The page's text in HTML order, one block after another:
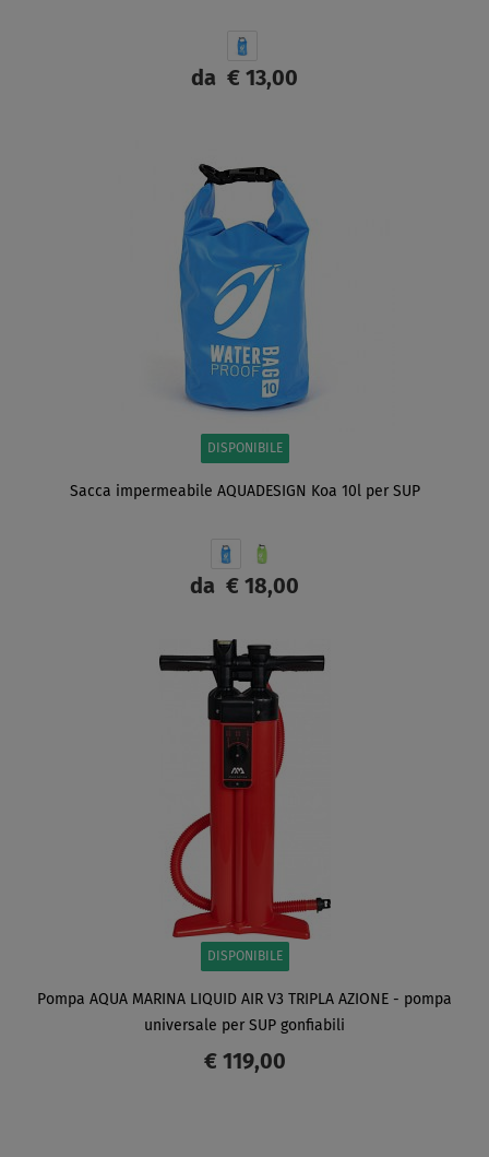
da € 13,00
DISPONIBILE
Sacca impermeabile AQUADESIGN Koa 10l per SUP
da € 18,00
SCHERMO
DISPONIBILE
Pompa AQUA MARINA LIQUID AIR V3 TRIPLA AZIONE - pompa
universale per SUP gonfiabili
€ 119,00